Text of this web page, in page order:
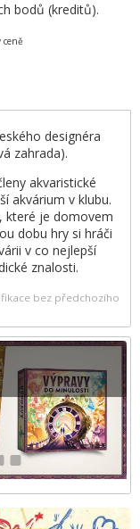
bodů (kreditů).
ceně
designéra
zahrada).
akvaristické
akvárium v klubu.
které je domovem
dobu hry si hráči
v co nejlepší
znalosti.
bez předchozího